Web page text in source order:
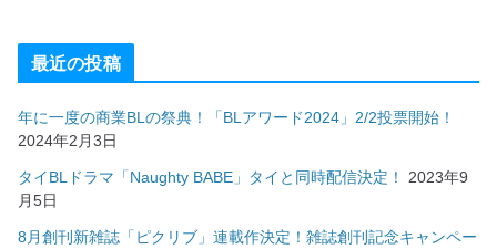
最近の投稿
年に一度の商業BLの祭典！「BLアワード2024」2/2投票開始！
2024年2月3日
タイBLドラマ「Naughty BABE」タイと同時配信決定！
2023年9
月5日
8月創刊新雑誌「ピクリブ」連載作決定！雑誌創刊記念キャンペー